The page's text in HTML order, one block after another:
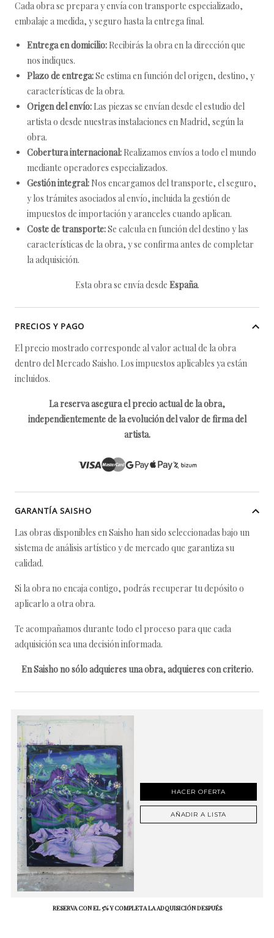
Cada obra se prepara y envía con transporte especializado,
embalaje a medida, y seguro hasta la entrega final.
Entrega en domicilio: Recibirás la obra en la dirección que
nos indiques.
Plazo de entrega:Se estima en función del origen, destino, y
características de la obra.
Origen del envío: Las piezas se envían desde el estudio del
artista o desde nuestras instalaciones en Madrid, según la
obra.
Cobertura internacional: Realizamos envíos a todo el mundo
mediante operadores especializados.
Gestión integral: Nos encargamos del transporte, el seguro,
y los trámites asociados al envío, incluida la gestión de
impuestos de importación y aranceles cuando aplican.
Coste de transporte:Se calcula en función del destino y las
características de la obra, y se confirma antes de completar
la adquisición.
Esta obra se envía desde España.
PRECIOS Y PAGO
El precio mostrado corresponde al valor actual de la obra
dentro del Mercado Saisho. Los impuestos aplicables ya están
incluidos.
La reserva asegura el precio actual de la obra,
independientemente de la evolución del valor de firma del
artista.
GARANTÍA SAISHO
Las obras disponibles en Saisho han sido seleccionadas bajo un
sistema de análisis artístico y de mercado que garantiza su
calidad.
Si la obra no encaja contigo, podrás recuperar tu depósito o
aplicarlo a otra obra.
Te acompañamos durante todo el proceso para que cada
adquisición sea una decisión informada.
En Saisho no sólo adquieres una obra, adquieres con criterio.
HACER OFERTA
AÑADIR A LISTA
RESERVA CON EL 5% Y COMPLETA LA ADQUISICIÓN DESPUÉS